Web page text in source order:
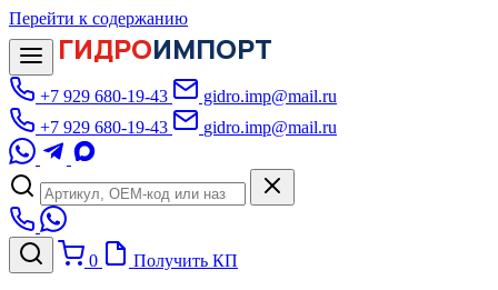
Перейти к содержанию
ГИДРОИМПОРТ
+7 929 680-19-43
gidro.imp@mail.ru
+7 929 680-19-43
gidro.imp@mail.ru
0 Получить КП